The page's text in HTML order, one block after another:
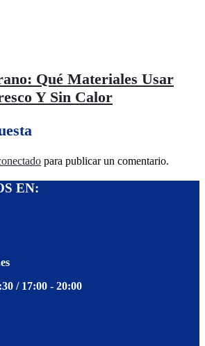
Qué Materiales Usar
Y Sin Calor
para publicar un comentario.
EN:
/ 17:00 - 20:00